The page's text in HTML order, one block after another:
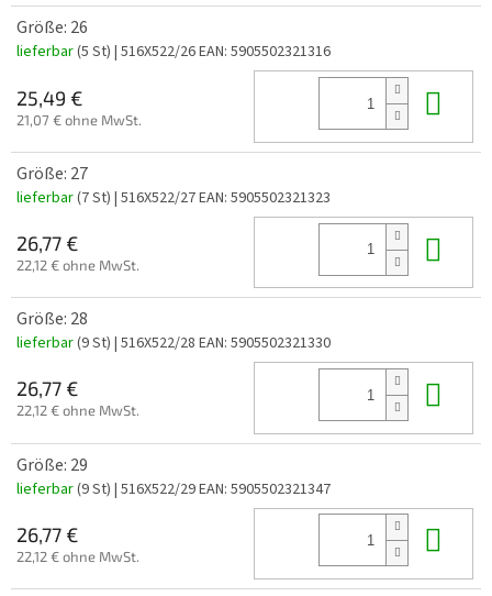
Größe: 26
lieferbar(5 St) | 516X522/26EAN: 5905502321316
25,49 €
21,07 € ohne MwSt.
Größe: 27
lieferbar(7 St) | 516X522/27EAN: 5905502321323
26,77 €
22,12 € ohne MwSt.
Größe: 28
lieferbar(9 St) | 516X522/28 EAN: 5905502321330
26,77 €
22,12 € ohne MwSt.
Größe: 29
lieferbar(9 St) | 516X522/29EAN: 5905502321347
26,77 €
22,12 € ohne MwSt.